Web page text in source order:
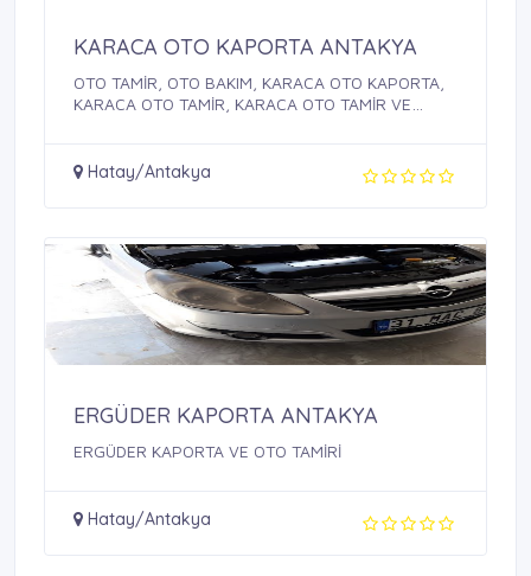
KARACA OTO KAPORTA ANTAKYA
OTO TAMİR, OTO BAKIM, KARACA OTO KAPORTA,
KARACA OTO TAMİR, KARACA OTO TAMİR VE
Hatay/Antakya
ERGÜDER KAPORTA ANTAKYA
ERGÜDER KAPORTA VE OTO TAMİRİ
Hatay/Antakya